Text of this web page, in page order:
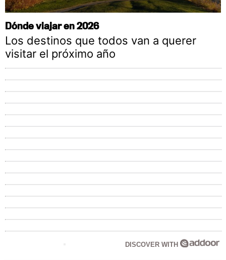
Dónde viajar en 2026
Los destinos que todos van a querer
visitar el próximo año
DISCOVER WITH